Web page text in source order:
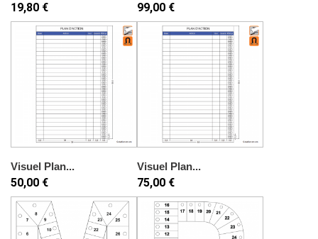
19,80 € 99,00 €
Visuel Plan...
50,00 €
Visuel Plan...
75,00 €